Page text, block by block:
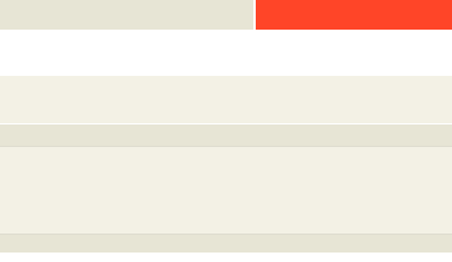
trabajo de maquetación o creación